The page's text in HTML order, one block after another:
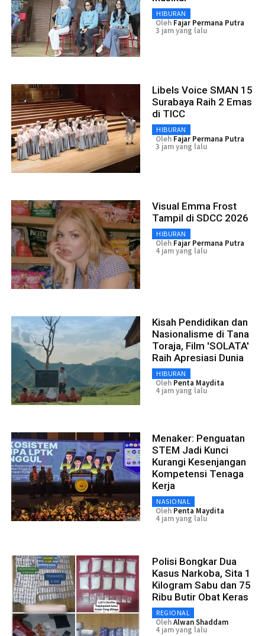
HIBURAN
Oleh Fajar Permana Putra
3 jam yang lalu
Libels Voice SMAN 15
Surabaya Raih 2 Emas
di TICC
HIBURAN
Oleh Fajar Permana Putra
3 jam yang lalu
Visual Emma Frost
Tampil di SDCC 2026
HIBURAN
Oleh Fajar Permana Putra
4 jam yang lalu
Kisah Pendidikan dan
Nasionalisme di Tana
Toraja, Film 'SOLATA'
Raih Apresiasi Dunia
HIBURAN
Oleh Penta Maydita
4 jam yang lalu
Menaker: Penguatan
STEM Jadi Kunci
Kurangi Kesenjangan
Kompetensi Tenaga
Kerja
NASIONAL
Oleh Penta Maydita
4 jam yang lalu
Polisi Bongkar Dua
Kasus Narkoba, Sita 1
Kilogram Sabu dan 75
Ribu Butir Obat Keras
REGIONAL
OlehAlwan Shaddam
4 jam yang lalu